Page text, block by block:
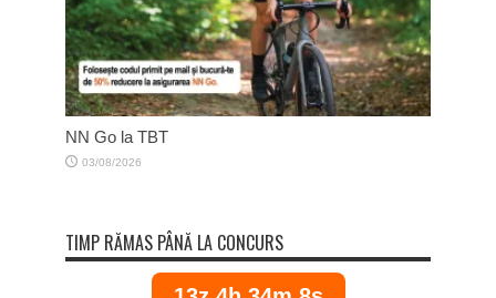
NN Go la TBT
03/08/2026
TIMP RĂMAS PÂNĂ LA CONCURS